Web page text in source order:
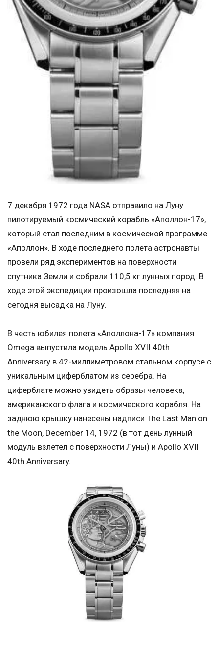
7 декабря 1972 года NASA отправило на Луну
пилотируемый космический корабль «Аполлон-17»,
который стал последним в космической программе
«Аполлон». В ходе последнего полета астронавты
провели ряд экспериментов на поверхности
спутника Земли и собрали 110,5 кг лунных пород. В
ходе этой экспедиции произошла последняя на
сегодня высадка на Луну.
В честь юбилея полета «Аполлона-17» компания
Omega выпустила модель Apollo XVII 40th
Anniversary в 42-миллиметровом стальном корпусе с
уникальным циферблатом из серебра. На
циферблате можно увидеть образы человека,
американского флага и космического корабля. На
заднюю крышку нанесены надписи The Last Man on
the Moon, December 14, 1972 (в тот день лунный
модуль взлетел с поверхности Луны) и Apollo XVII
40th Anniversary.